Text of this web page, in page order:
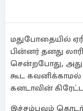
மதுபோதையில்
பின்னர் தனது
சென்றபோது, அது
கூட
கனடாவின்
இச்சம்பவம்